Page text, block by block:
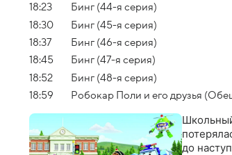
18:23
Бинг (44-я серия)
18:30
Бинг (45-я серия)
18:37
Бинг (46-я серия)
18:45
Бинг (47-я серия)
18:52
Бинг (48-я серия)
18:59
Робокар Поли и его друзья
до